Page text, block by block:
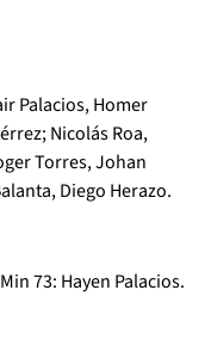
Palacios, Homer
Nicolás Roa,
Torres, Johan
Diego Herazo.
73: Hayen Palacios.